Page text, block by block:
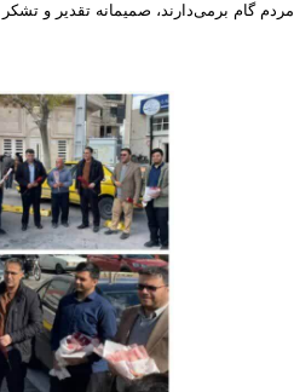
مردم گام برمی‌دارند، صمیمانه تقدیر و تشکر